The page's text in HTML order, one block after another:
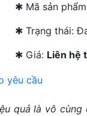
✱ Mã sản
✱ Trạng thái:
✱ Giá: Liên hệ
quả là vô